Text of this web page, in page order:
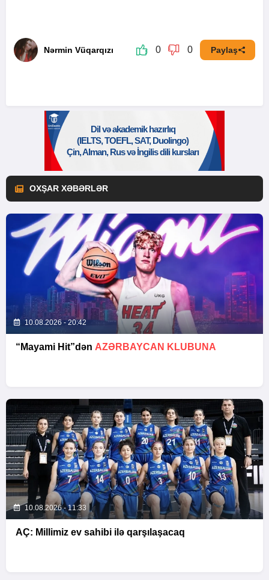
Nərmin Vüqarqızı 0 0 Paylaş
OXŞAR XƏBƏRLƏR
10.08.2026 - 20:42
“Mayami Hit”dən AZƏRBAYCAN KLUBUNA
10.08.2026 - 11:33
AÇ: Millimiz ev sahibi ilə qarşılaşacaq